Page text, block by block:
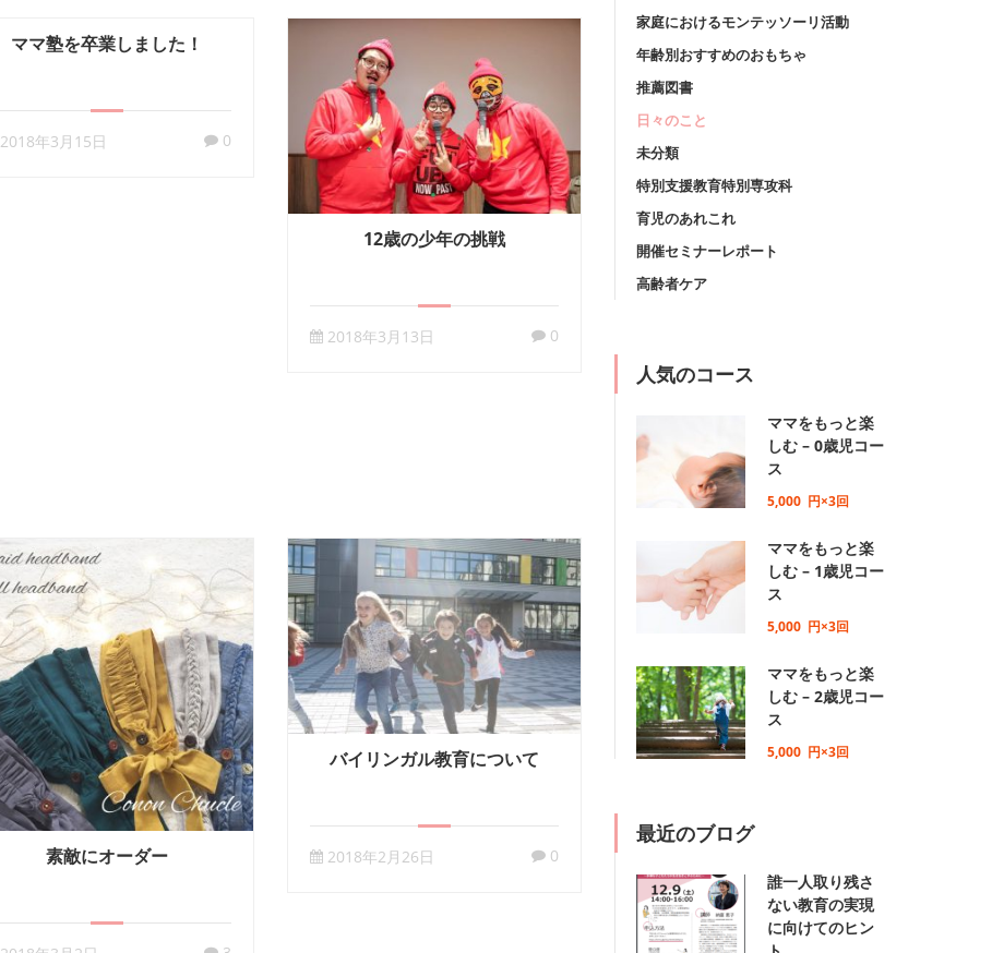
ママ塾を卒業しました！
2018年3月15日 0
12歳の少年の挑戦
2018年3月13日 0
素敵にオーダー
バイリンガル教育について
2018年2月26日 0
家庭におけるモンテッソーリ活動
年齢別おすすめのおもちゃ
推薦図書
日々のこと
未分類
特別支援教育特別専攻科
育児のあれこれ
開催セミナーレポート
高齢者ケア
人気のコース
ママをもっと楽
しむ – 0歳児コー
ス
5,000 円×3回
ママをもっと楽
しむ – 1歳児コー
ス
5,000 円×3回
ママをもっと楽
しむ – 2歳児コー
ス
5,000 円×3回
最近のブログ
誰一人取り残さ
ない教育の実現
に向けてのヒン